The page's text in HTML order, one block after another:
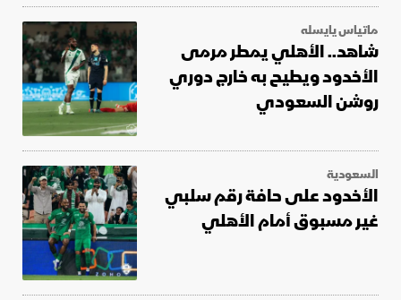
ماتياس يايسله
شاهد.. الأهلي يمطر مرمى
الأخدود ويطيح به خارج دوري
روشن السعودي
السعودية
الأخدود على حافة رقم سلبي
غير مسبوق أمام الأهلي